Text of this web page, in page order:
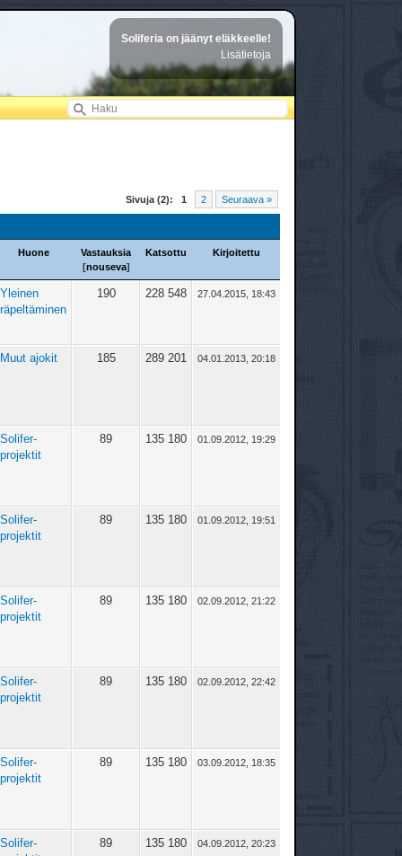
Soliferia on jäänyt eläkkeelle!
Lisätietoja
Sivuja (2): 1 2 Seuraava »
Huone
Vastauksia
[nouseva]
Katsottu Kirjoitettu
Yleinen
räpeltäminen
190 228 548 27.04.2015, 18:43
Muut ajokit 185 289 201 04.01.2013, 20:18
Solifer-
projektit
89 135 180 01.09.2012, 19:29
Solifer-
projektit
89 135 180 01.09.2012, 19:51
Solifer-
projektit
89 135 180 02.09.2012, 21:22
Solifer-
projektit
89 135 180 02.09.2012, 22:42
Solifer-
projektit
89 135 180 03.09.2012, 18:35
Solifer-
89 135 180 04.09.2012, 20:23